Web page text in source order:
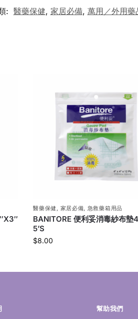
: 醫藥保健, 家居必備, 萬用／外用藥
醫藥保健 , 家居必備, 急救藥箱用品
BANITORE 便利妥消毒紗布墊
5’S
$8.00
幫助我們